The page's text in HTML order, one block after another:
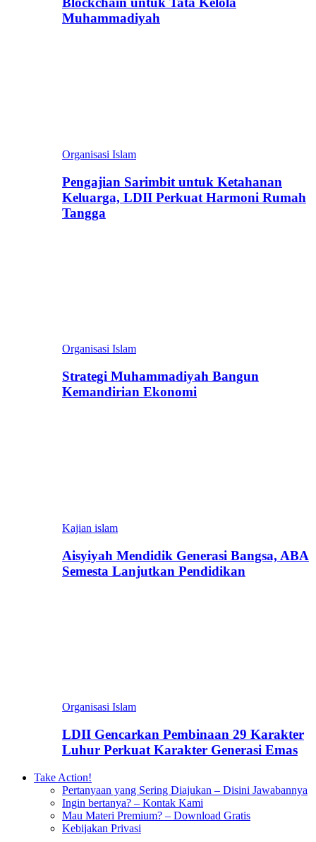
Muhammadiyah
Organisasi Islam
Pengajian Sarimbit untuk Ketahanan
Keluarga, LDII Perkuat Harmoni Rumah
Tangga
Organisasi Islam
Strategi Muhammadiyah Bangun
Kemandirian Ekonomi
Kajian islam
Aisyiyah Mendidik Generasi Bangsa, ABA
Semesta Lanjutkan Pendidikan
Organisasi Islam
LDII Gencarkan Pembinaan 29 Karakter
Luhur Perkuat Karakter Generasi Emas
Take Action!
Pertanyaan yang Sering Diajukan – Disini Jawabannya
Ingin bertanya? – Kontak Kami
Mau Materi Premium? – Download Gratis
Kebijakan Privasi